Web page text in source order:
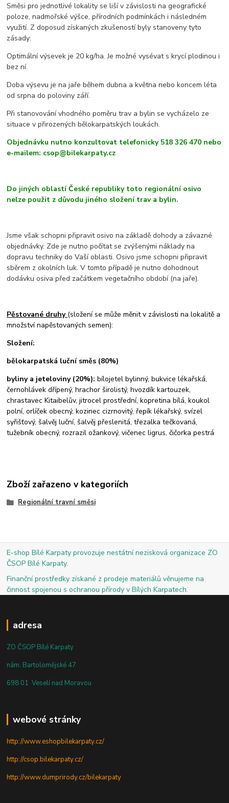
Směsi pro jednotlivé lokality se liší v závislosti na geografické
poloze, nadmořské výšce, přírodních podmínkách i následném
využití. Z doposud získaných zkušeností byly stanoveny tyto
zásady:
Optimální výsevek je 20 kg/ha. Je možné vysévat s krycí plodinou i
bez ní.
Doba výsevu je na jaře během dubna a května nebo koncem léta
od srpna do poloviny září.
Při stanovování vhodného poměru trav a bylin se vycházelo ze
situace v přirozených bělokarpatských loukách.
Objednávku nutno konzultovat telefonicky 518 326 470 nebo
e-mailem: csop@bilekarpaty.cz
Do jiných oblastí České republiky toto regionální osivo
nelze použit z důvodu jiného složení trav a bylin.
Jsme však schopni připravit osivo na základě dohody a závazné
objednávky. Zde je nutno počítat se zvýšenými náklady na
dopravu techniky do Vaší oblasti. Osivo jsme schopni připravit
sběrem z okolních luk. V tomto případě je nutno dohodnout
dodávku osiva před začátkem vegetačního období (na jaře).
Pěstované druhy (složení se může měnit v závislosti na lokalitě a
množství napěstovaných semen):
Složení:
bělokarpatská luční směs (80%)
byliny a jeteloviny (20%):bílojetel bylinný, bukvice lékařská,
černohlávek dřípený, hrachor širolistý, hvozdík kartouzek,
chrastavec Kitaibelův, jitrocel prostřední, kopretina bílá, koukol
polní, orlíček obecný, kozinec cizrnovitý, řepík lékařský, svízel
syřišťový, šalvěj luční, šalvěj přeslenitá, třezalka tečkovaná,
tužebník obecný, rozrazil ožankový, vičenec ligrus, čičorka pestrá
Zboží zařazeno v kategoriích
Regionální travní směsi
E-shop Bílé Karpaty provozuje nestátní nezisková organizace ZO
ČSOP Bílé Karpaty.
Finanční prostředky získané z prodeje materiálů věnujeme na
činnost spojenou s ochranou přírody v Bílých Karpatech.
adresa
ZO ČSOP Bílé Karpaty
nám. Bartolomějské 47
698 01 Veselí nad Moravou
webové stránky
http://www.eshopbilekarpaty.cz/
http://csop.bilekarpaty.cz/
http://www.dumprirody.cz/bilekarpaty